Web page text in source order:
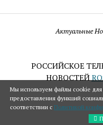
Актуальные
РОССИЙСКОЕ
НОВОСТЕЙ
Мы используем файлы cookie
предоставления функций
соответствии с Политикой